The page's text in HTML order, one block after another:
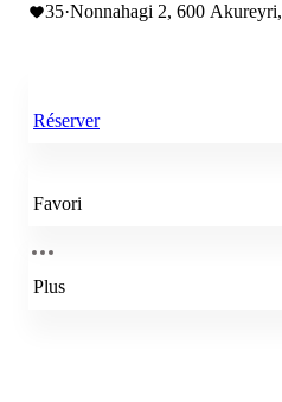
35·Nonnahagi 2, 600 Akureyri,
Réserver
Favori
Plus